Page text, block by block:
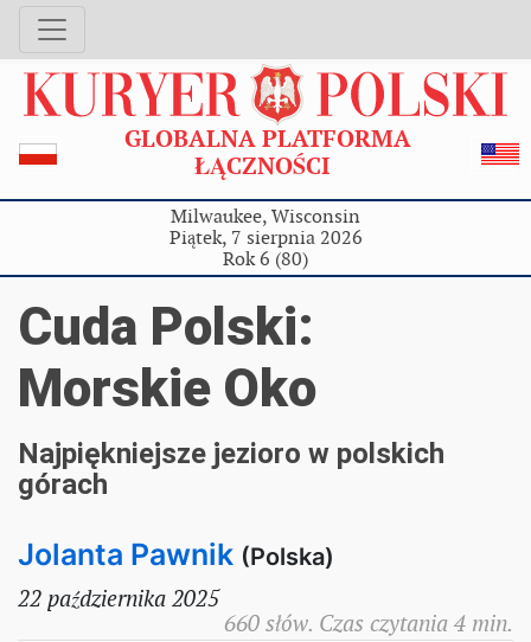
GLOBALNA PLATFORMA
ŁĄCZNOŚCI
Milwaukee, Wisconsin
Piątek, 7 sierpnia 2026
Rok 6 (80)
Cuda Polski:
Morskie Oko
Najpiękniejsze jezioro w polskich
górach
Jolanta Pawnik (Polska)
22 października 2025
660 słów. Czas czytania 4 min.